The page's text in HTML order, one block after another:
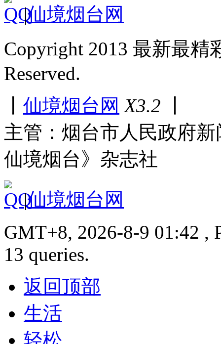
|仙境烟台网
Copyright 2013 最新最
Reserved.
仙境烟台网 X3.2
主管：烟台市人民政府
仙境烟台》杂志社
|仙境烟台网
GMT+8, 2026-8-9 01:42 ,
13 queries.
返回顶部
生活
轻松